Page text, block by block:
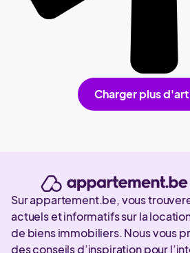
Charger plus
Sur appartement.be, vous
actuels et informatifs sur la
de biens immobiliers. Nous vous
des conseils d’inspiration pour